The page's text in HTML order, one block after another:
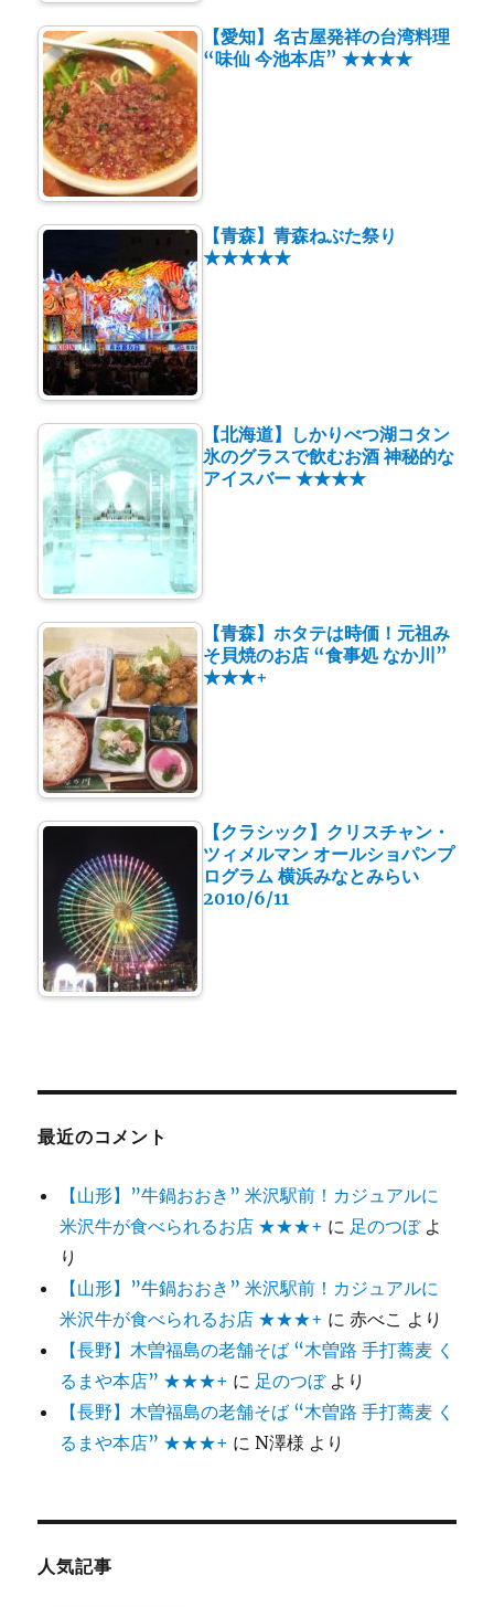
【愛知】名古屋発祥の台湾料理
“味仙 今池本店” ★★★★
【青森】青森ねぶた祭り
★★★★★
【北海道】しかりべつ湖コタン
氷のグラスで飲むお酒 神秘的な
アイスバー ★★★★
【青森】ホタテは時価！元祖み
そ貝焼のお店 “食事処 なか川”
★★★+
【クラシック】クリスチャン・
ツィメルマン オールショパンプ
ログラム 横浜みなとみらい
2010/6/11
最近のコメント
【山形】”牛鍋おおき” 米沢駅前！カジュアルに
米沢牛が食べられるお店 ★★★+ に 足のつぼよ
り
【山形】”牛鍋おおき” 米沢駅前！カジュアルに
米沢牛が食べられるお店 ★★★+ に赤べこ より
【長野】木曽福島の老舗そば “木曽路 手打蕎麦 く
るまや本店” ★★★+ に 足のつぼより
【長野】木曽福島の老舗そば “木曽路 手打蕎麦 く
るまや本店” ★★★+ にN澤様 より
人気記事